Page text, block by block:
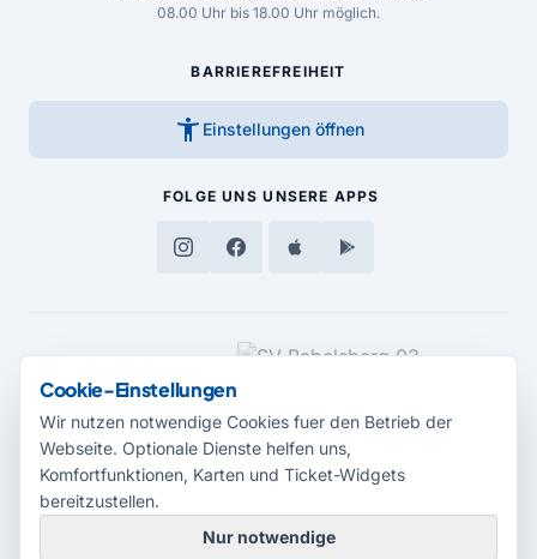
08.00 Uhr bis 18.00 Uhr möglich.
BARRIEREFREIHEIT
accessibility_new Einstellungen öffnen
FOLGE UNS UNSERE APPS
MEDIENPARTNER
Cookie-Einstellungen
Wir nutzen notwendige Cookies fuer den Betrieb der
Webseite. Optionale Dienste helfen uns,
Komfortfunktionen, Karten und Ticket-Widgets
bereitzustellen.
Nur notwendige